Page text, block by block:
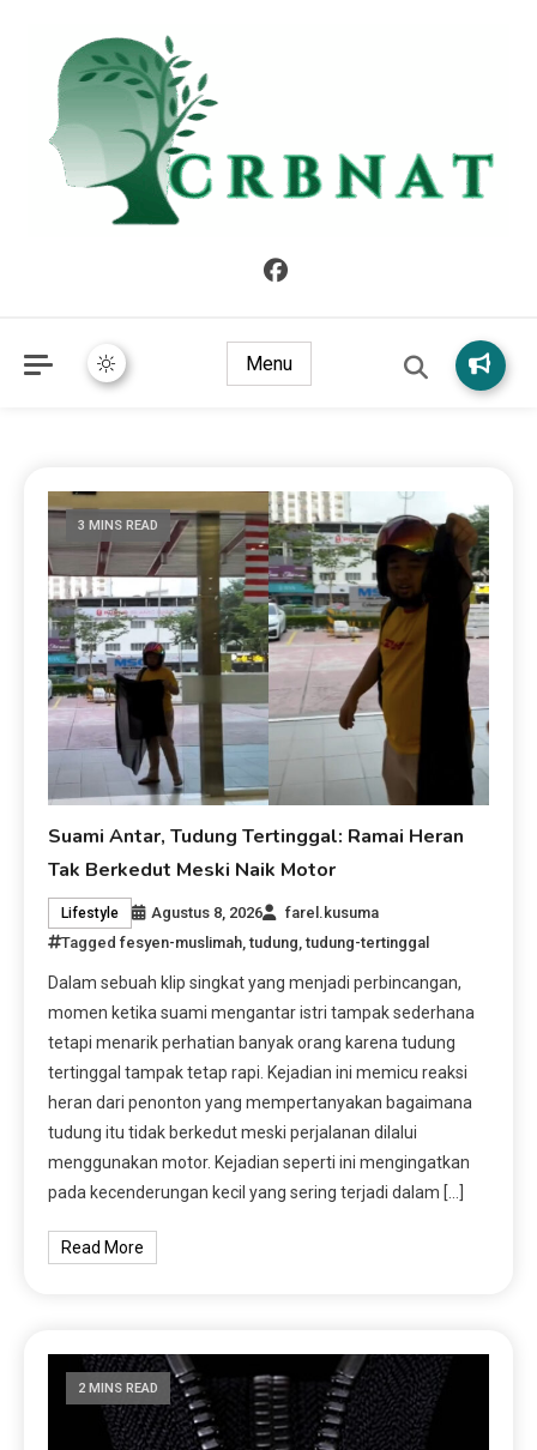
Menu
3 MINS READ
Suami Antar, Tudung Tertinggal: Ramai Heran
Tak Berkedut Meski Naik Motor
Lifestyle Agustus 8, 2026
farel.kusuma
Taggedfesyen-muslimah ,tudung ,tudung-tertinggal
Dalam sebuah klip singkat yang menjadi perbincangan,
momen ketika suami mengantar istri tampak sederhana
tetapi menarik perhatian banyak orang karena tudung
tertinggal tampak tetap rapi. Kejadian ini memicu reaksi
heran dari penonton yang mempertanyakan bagaimana
tudung itu tidak berkedut meski perjalanan dilalui
menggunakan motor. Kejadian seperti ini mengingatkan
pada kecenderungan kecil yang sering terjadi dalam […]
Read More
2 MINS READ